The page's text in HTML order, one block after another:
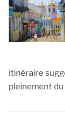
itinéraire
pleinement du